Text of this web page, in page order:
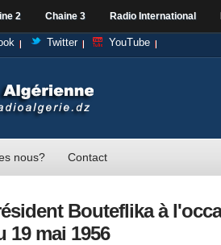
2 Chaine 3 Radio International
Twitter YouTube
nous? Contact
Bouteflika à
19 mai 1956